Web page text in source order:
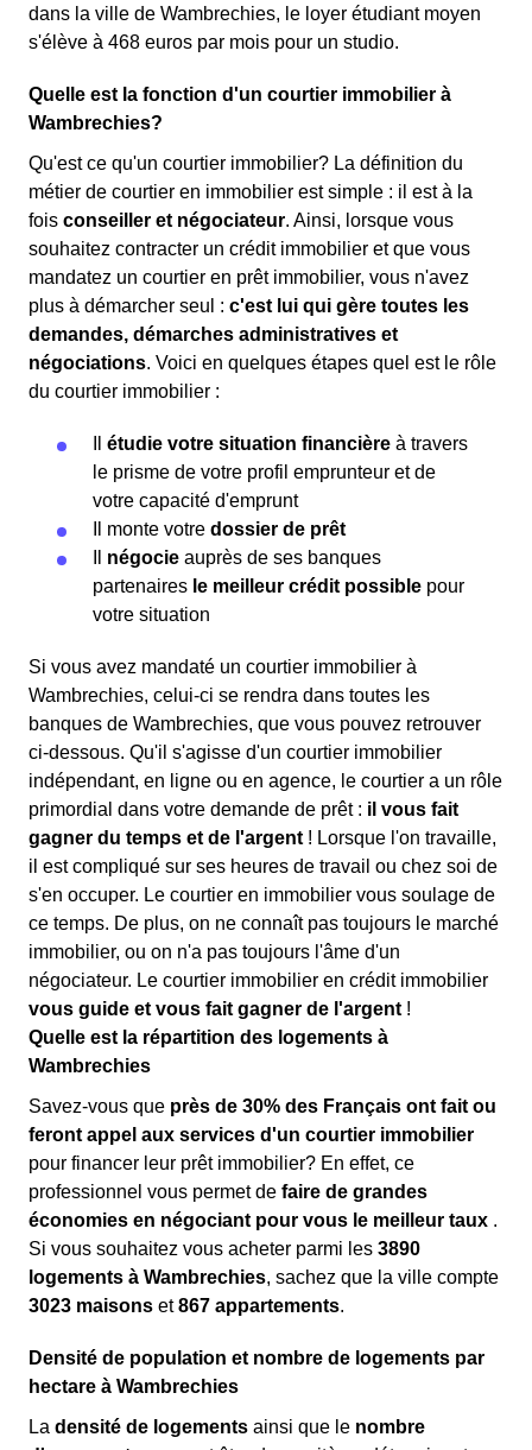
dans la ville de Wambrechies, le loyer étudiant moyen
s'élève à 468 euros par mois pour un studio.
Quelle est la fonction d'un courtier immobilier à
Wambrechies?
Qu'est ce qu'un courtier immobilier? La définition du
métier de courtier en immobilier est simple : il est à la
fois conseiller et négociateur. Ainsi, lorsque vous
souhaitez contracter un crédit immobilier et que vous
mandatez un courtier en prêt immobilier, vous n'avez
plus à démarcher seul : c'est lui qui gère toutes les
demandes, démarches administratives et
négociations. Voici en quelques étapes quel est le rôle
du courtier immobilier :
étudie votre situation financière à travers
le prisme de votre profil emprunteur et de
votre capacité d'emprunt
Il monte votre dossier de prêt
négocie auprès de ses banques
partenaires le meilleur crédit possible pour
votre situation
Si vous avez mandaté un courtier immobilier à
Wambrechies, celui-ci se rendra dans toutes les
banques de Wambrechies, que vous pouvez retrouver
ci-dessous. Qu'il s'agisse d'un courtier immobilier
indépendant, en ligne ou en agence, le courtier a un rôle
primordial dans votre demande de prêt : il vous fait
gagner du temps et de l'argent ! Lorsque l'on travaille,
il est compliqué sur ses heures de travail ou chez soi de
s'en occuper. Le courtier en immobilier vous soulage de
ce temps. De plus, on ne connaît pas toujours le marché
immobilier, ou on n'a pas toujours l'âme d'un
négociateur. Le courtier immobilier en crédit immobilier
vous guide et vous fait gagner de l'argent !
Quelle est la répartition des logements à
Wambrechies
Savez-vous que près de 30% des Français ont fait ou
feront appel aux services d'un courtier immobilier
pour financer leur prêt immobilier? En effet, ce
professionnel vous permet de faire de grandes
économies en négociant pour vous le meilleur taux .
Si vous souhaitez vous acheter parmi les 3890
logements à Wambrechies, sachez que la ville compte
3023 maisons et867 appartements.
Densité de population et nombre de logements par
hectare à Wambrechies
La densité de logements ainsi que le nombre